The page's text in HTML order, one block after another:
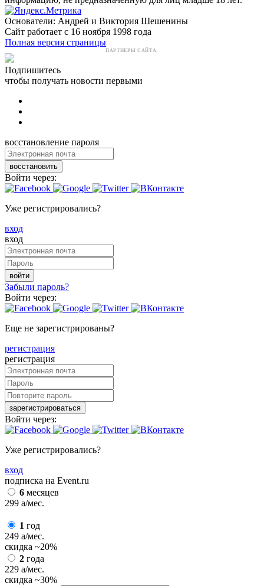
Основатели: Андрей и Виктория Шешенины
Сайт работает с 16 ноября 1998 года
Полная версия страницы
ПАРТНЕРЫ САЙТА:
Подпишитесь
чтобы получать новости первыми
восстановление пароля
восстановить
Войти через:
Уже регистрировались?
вход
вход
войти
Забыли пароль?
Войти через:
Еще не зарегистрированы?
регистрация
регистрация
зарегистрироваться
Войти через:
Уже регистрировались?
вход
подписка на Event.ru
6 месяцев
299 a/мес.
1 год
249 a/мес.
скидка ~20%
2 года
229 a/мес.
скидка ~30%